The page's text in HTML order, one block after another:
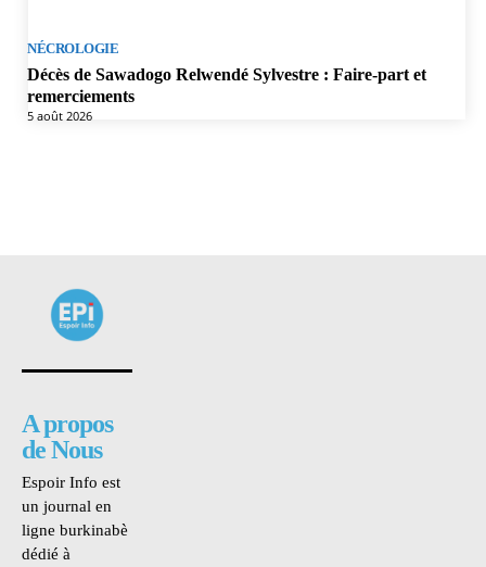
NÉCROLOGIE
Décès de Sawadogo Relwendé Sylvestre : Faire-part et
remerciements
5 août 2026
A propos
de Nous
Espoir Info est
un journal en
ligne burkinabè
dédié à